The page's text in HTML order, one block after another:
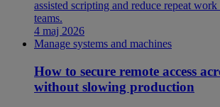
assisted scripting and reduce repeat work
teams.
4 maj 2026
Manage systems and machines
How to secure remote access
without slowing production